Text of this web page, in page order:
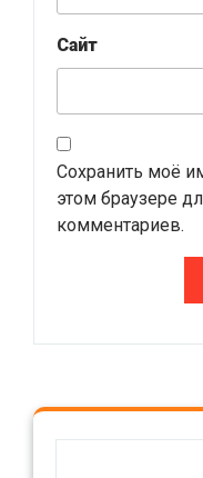
Сайт
Сохранить моё
этом браузере
комментариев.